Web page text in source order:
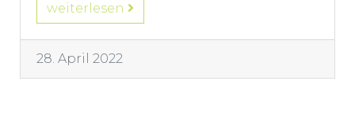
weiterlesen
28. April 2022